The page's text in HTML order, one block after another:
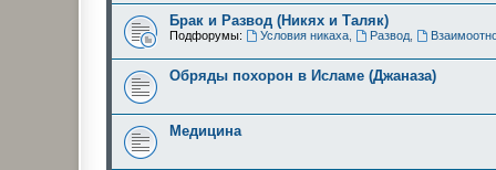
Брак и Развод (Никях и Таляк)
Подфорумы: Условия никаха, Развод,
Обряды похорон в Исламе (Джаназа)
Медицина